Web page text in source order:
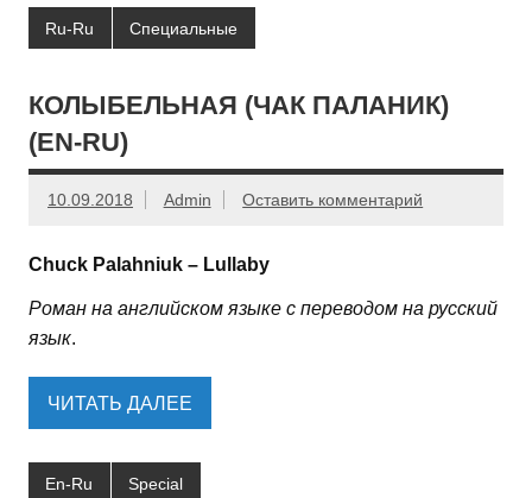
Ru-Ru Специальные
КОЛЫБЕЛЬНАЯ (ЧАК ПАЛАНИК)
(EN-RU)
10.09.2018 Admin Оставить комментарий
Chuck Palahniuk – Lullaby
Роман на английском языке с переводом на русский
язык.
ЧИТАТЬ ДАЛЕЕ
En-Ru Special